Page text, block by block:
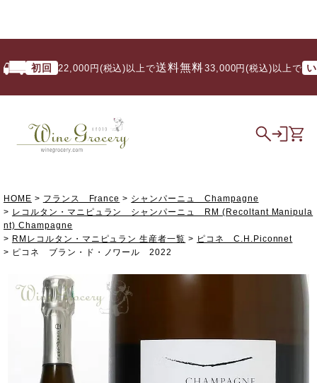
初回 22,000円(税込)以上で送料無料/ 33,000円(税込)以上で いつで
HOME フランス France
シャンパーニュ Champagne
レコルタン・マニピュラン シャンパーニュ RM (Recoltant Manipula
nt) Champagne
RMレコルタン・マニピュラン 生産者一覧
ピコネ C.H.Piconnet
ピコネ ブラン・ド・ノワール 2022